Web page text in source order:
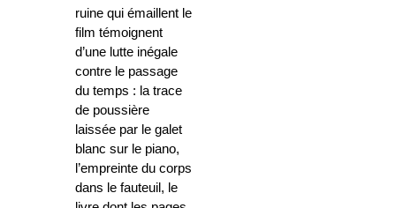
ruine qui émaillent le
film témoignent
d’une lutte inégale
contre le passage
du temps : la trace
de poussière
laissée par le galet
blanc sur le piano,
l’empreinte du corps
dans le fauteuil, le